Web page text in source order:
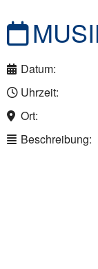
Datum:
Uhrzeit:
Ort:
Beschreibung: